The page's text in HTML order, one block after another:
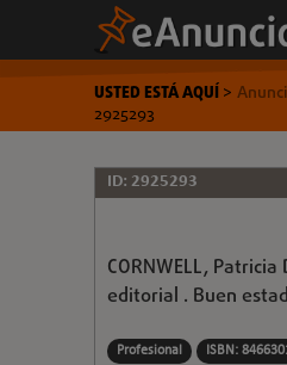
USTED ESTÁ AQUÍ>
2925293
ID: 2925293
CORNWELL, Patricia
editorial . Buen
Profesional ISBN: